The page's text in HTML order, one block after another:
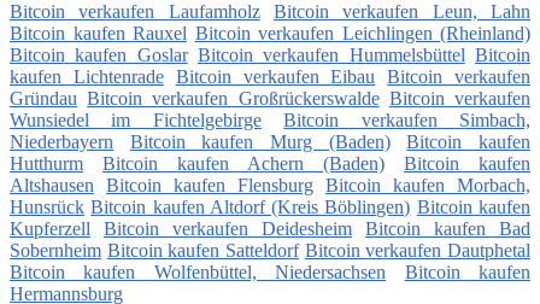
Bitcoin verkaufen Laufamholz
Bitcoin verkaufen Leun, Lahn
Bitcoin kaufen Rauxel Bitcoin verkaufen Leichlingen (Rheinland)
Bitcoin kaufen Goslar Bitcoin verkaufen Hummelsbüttel Bitcoin
kaufen Lichtenrade Bitcoin verkaufen Eibau
Bitcoin verkaufen
Gründau Bitcoin verkaufen Großrückerswalde Bitcoin verkaufen
Wunsiedel im Fichtelgebirge
Bitcoin verkaufen Simbach,
Niederbayern
Bitcoin kaufen Murg (Baden)
Bitcoin kaufen
Hutthurm
Bitcoin kaufen Achern (Baden)
Bitcoin kaufen
Altshausen
Bitcoin kaufen Flensburg Bitcoin kaufen Morbach,
Hunsrück Bitcoin kaufen Altdorf (Kreis Böblingen) Bitcoin kaufen
Kupferzell
Bitcoin verkaufen Deidesheim
Bitcoin kaufen Bad
Sobernheim Bitcoin kaufen Satteldorf Bitcoin verkaufen Dautphetal
Bitcoin kaufen Wolfenbüttel, Niedersachsen
Bitcoin kaufen
Hermannsburg